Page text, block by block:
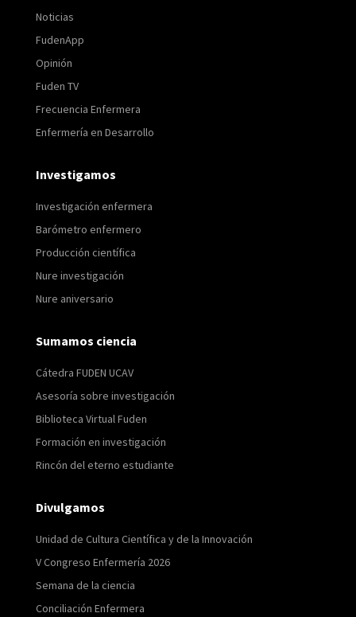
Noticias
FudenApp
Opinión
Fuden TV
Frecuencia Enfermera
Enfermería en Desarrollo
Investigamos
Investigación enfermera
Barómetro enfermero
Producción científica
Nure investigación
Nure aniversario
Sumamos ciencia
Cátedra FUDEN UCAV
Asesoría sobre investigación
Biblioteca Virtual Fuden
Formación en investigación
Rincón del eterno estudiante
Divulgamos
Unidad de Cultura Científica y de la Innovación
V Congreso Enfermería 2026
Semana de la ciencia
Conciliación Enfermera